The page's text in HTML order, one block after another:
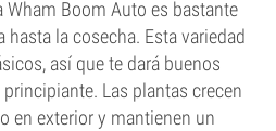
Wham Boom Auto es bastante
la cosecha. Esta variedad
así que te dará buenos
Las plantas crecen
en exterior y mantienen un